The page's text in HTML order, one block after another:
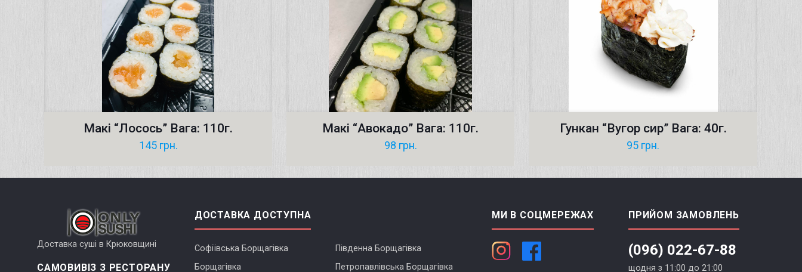
Макі “Лосось” Вага: 110г.
145 грн.
Макі “Авокадо” Вага: 110г.
98 грн.
Гункан “Bугор сир” Вага: 40г.
95 грн.
Доставка суші в Крюковщині
САМОВИВІЗ З РЕСТОРАНУ
ДОСТАВКА ДОСТУПНА
Софіївська Борщагівка
Південна Борщагівка
Борщагівка
Петропавлівська Борщагівка
МИ В СОЦМЕРЕЖАХ ПРИЙОМ ЗАМОВЛЕНЬ
(096) 022-67-88
щодня з 11:00 до 21:00